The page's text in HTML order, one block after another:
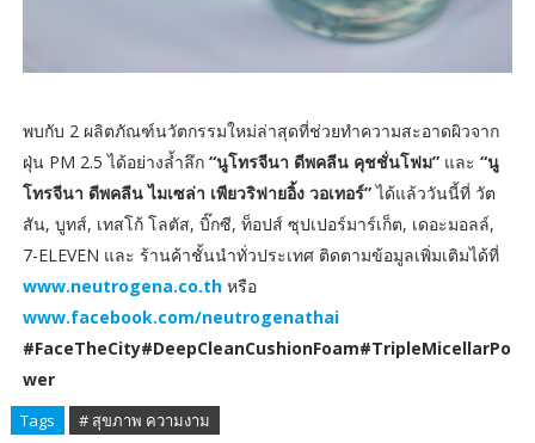
พบกับ 2 ผลิตภัณฑ์นวัตกรรมใหม่ล่าสุดที่ช่วยทำความสะอาดผิวจาก
ฝุ่น PM 2.5 ได้อย่างล้ำลึก “นูโทรจีนา ดีพคลีน คุชชั่นโฟม” และ “นู
โทรจีนา ดีพคลีน ไมเซล่า เพียวริฟายอิ้ง วอเทอร์”ได้แล้ววันนี้ที่ วัต
สัน, บูทส์, เทสโก้ โลตัส, บิ๊กซี, ท็อปส์ ซุปเปอร์มาร์เก็ต, เดอะมอลล์,
7-ELEVEN และ ร้านค้าชั้นนำทั่วประเทศ ติดตามข้อมูลเพิ่มเติมได้ที่
www.neutrogena.co.thหรือ
www.facebook.com/neutrogenathai
#FaceTheCity#DeepCleanCushionFoam#TripleMicellarPo
wer
Tags # สุขภาพ ความงาม